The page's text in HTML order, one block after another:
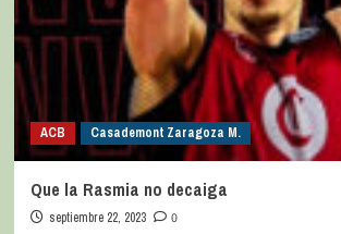
ACB Casademont Zaragoza M.
Que la Rasmia no decaiga
septiembre 22, 2023
0